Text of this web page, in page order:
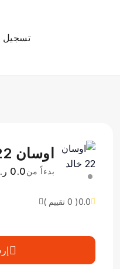
تسجيل
اوسان 22 خالد
بدءاً من0.0 ر.س/ ساعة
0.0( 0 تقييم )